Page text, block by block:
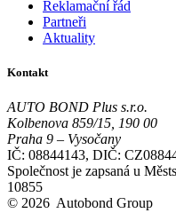
Reklamační řád
Partneři
Aktuality
Kontakt
AUTO BOND Plus s.r.o.
Kolbenova 859/15, 190 00
Praha 9 – Vysočany
IČ: 08844143, DIČ:
Společnost je zapsaná u
10855
© 2026 Autobond Group